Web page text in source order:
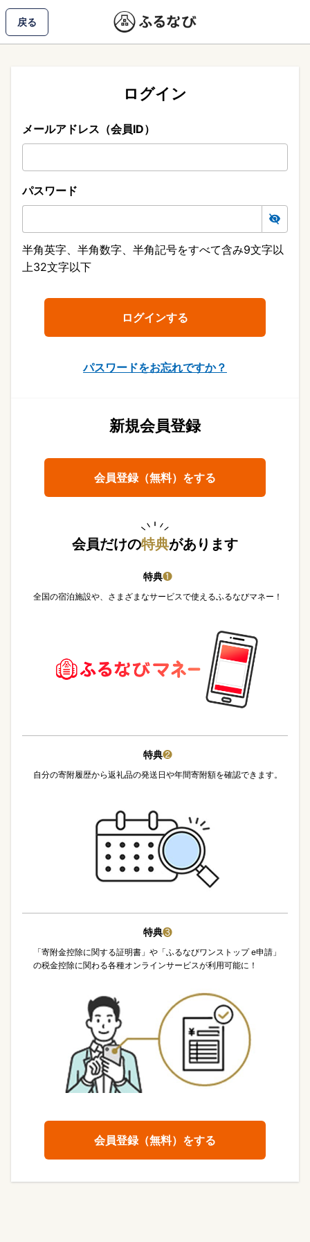
戻る
ログイン
メールアドレス（会員ID）
パスワード
半角英字、半角数字、半角記号をすべて含み9文字以
上32文字以下
パスワードをお忘れですか？
新規会員登録
会員登録（無料）をする
会員だけの特典があります
特典❶
全国の宿泊施設や、さまざまなサービスで使えるふるなびマネー！
特典❷
自分の寄附履歴から返礼品の発送日や年間寄附額を確認できます。
特典❸
「寄附金控除に関する証明書」や「ふるなびワンストップ e申請」
の税金控除に関わる各種オンラインサービスが利用可能に！
会員登録（無料）をする